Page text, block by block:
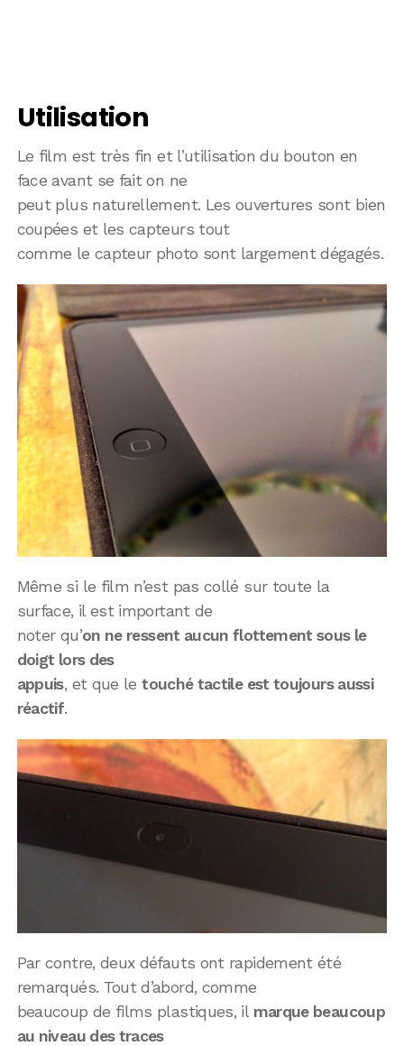
Utilisation
Le film est très fin et l’utilisation du bouton en
face avant se fait on ne
peut plus naturellement. Les ouvertures sont bien
coupées et les capteurs tout
comme le capteur photo sont largement dégagés.
Même si le film n’est pas collé sur toute la
surface, il est important de
noter qu’on ne ressent aucun flottement sous le
doigt lors des
appuis, et que letouché tactile est toujours aussi
réactif.
Par contre, deux défauts ont rapidement été
remarqués. Tout d’abord, comme
beaucoup de films plastiques, il marque beaucoup
au niveau des traces